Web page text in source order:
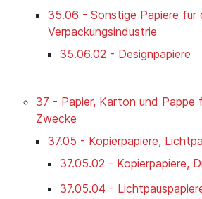
35.06 - Sonstige Papiere für
Verpackungsindustrie
35.06.02 - Designpapiere
37 - Papier, Karton und Pappe
Zwecke
37.05 - Kopierpapiere,
37.05.02 - Kopierpapiere,
37.05.04 -